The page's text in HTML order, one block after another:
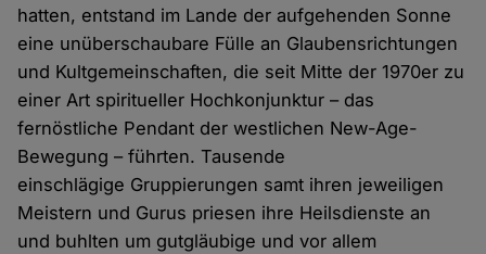
hatten, entstand im Lande der aufgehenden Sonne
eine unüberschaubare Fülle an Glaubensrichtungen
und Kultgemeinschaften, die seit Mitte der 1970er zu
einer Art spiritueller Hochkonjunktur – das
fernöstliche Pendant der westlichen New-Age-
Bewegung – führten. Tausende
einschlägige Gruppierungen samt ihren jeweiligen
Meistern und Gurus priesen ihre Heilsdienste an
und buhlten um gutgläubige und vor allem